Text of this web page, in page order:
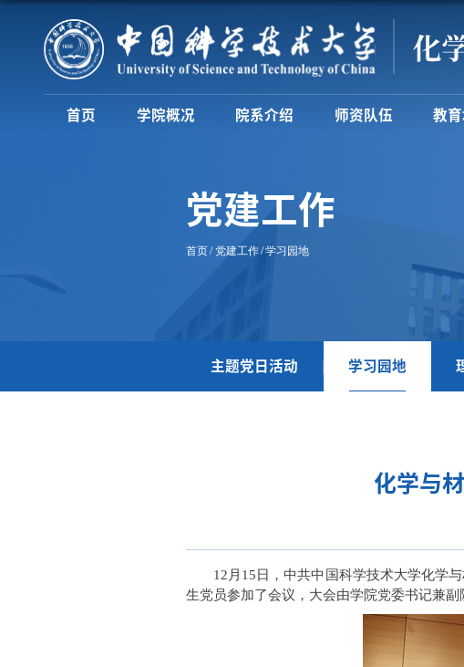
首页 学院概况 院系介绍 师资队伍 教
党建工作
首页 党建工作 学习园地
主题党日活动 学习园地
化学与
12月15日，中共中国科学技术大学化学
生党员参加了会议，大会由学院党委书记兼副